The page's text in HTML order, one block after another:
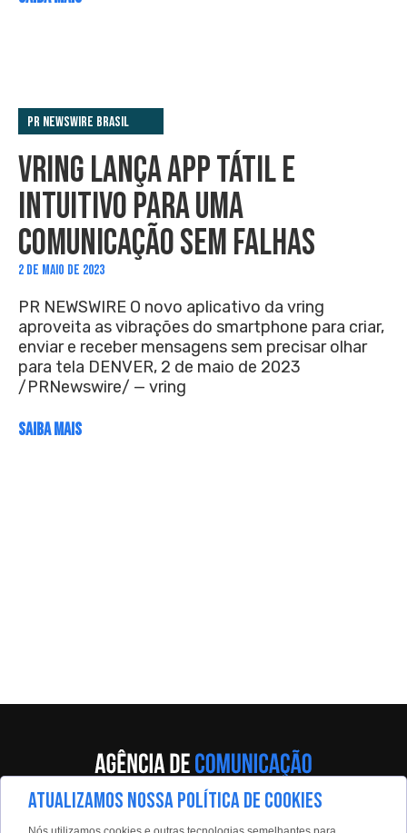
PR Newswire Brasil
VRING LANÇA APP TÁTIL E
INTUITIVO PARA UMA
COMUNICAÇÃO SEM FALHAS
2 DE MAIO DE 2023
PR NEWSWIRE O novo aplicativo da vring
aproveita as vibrações do smartphone para criar,
enviar e receber mensagens sem precisar olhar
para tela DENVER, 2 de maio de 2023
/PRNewswire/ — vring
SAIBA MAIS
Av. Eng. Caetano Álvares, 55 - 5º andar
ATUALIZAMOS NOSSA POLÍTICA DE COOKIES